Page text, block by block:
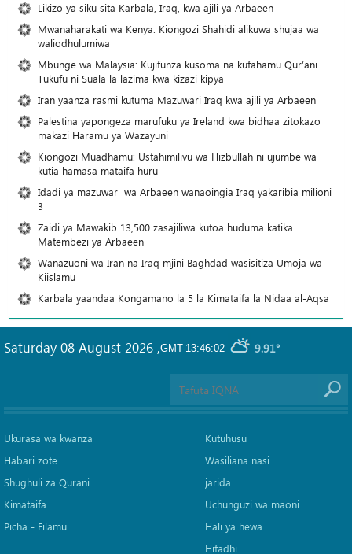
Likizo ya siku sita Karbala, Iraq, kwa ajili ya Arbaeen
Mwanaharakati wa Kenya: Kiongozi Shahidi alikuwa shujaa wa
waliodhulumiwa
Mbunge wa Malaysia: Kujifunza kusoma na kufahamu Qur’ani
Tukufu ni Suala la lazima kwa kizazi kipya
Iran yaanza rasmi kutuma Mazuwari Iraq kwa ajili ya Arbaeen
Palestina yapongeza marufuku ya Ireland kwa bidhaa zitokazo
makazi Haramu ya Wazayuni
Kiongozi Muadhamu: Ustahimilivu wa Hizbullah ni ujumbe wa
kutia hamasa mataifa huru
Idadi ya mazuwar wa Arbaeen wanaoingia Iraq yakaribia milioni
3
Zaidi ya Mawakib 13,500 zasajiliwa kutoa huduma katika
Matembezi ya Arbaeen
Wanazuoni wa Iran na Iraq mjini Baghdad wasisitiza Umoja wa
Kiislamu
Karbala yaandaa Kongamano la 5 la Kimataifa la Nidaa al-Aqsa
GMT-13:46:02 9.91°
Saturday 08 August 2026 ,
Ukurasa wa kwanza
Habari zote
Shughuli za Qurani
Kimataifa
Picha‎ - Filamu‎
Kutuhusu
Wasiliana nasi
jarida
Uchunguzi wa maoni
Hali ya hewa
Hifadhi